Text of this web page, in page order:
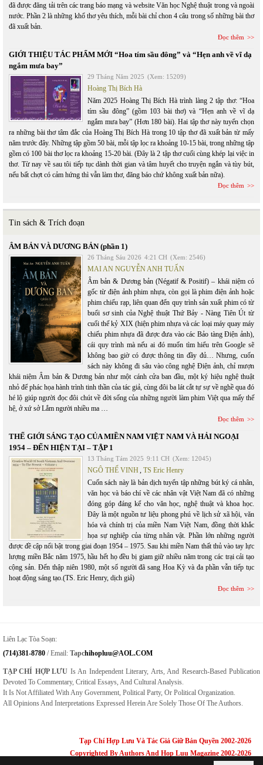
đã được đăng tải trên các trang báo mạng và website Văn học Nghệ thuật trong và ngoài
nước. Phần 2 là những khổ thơ yêu thích, mỗi bài chỉ chon 4 câu trong số những bài thơ
đã xuất bản.
Đọc thêm
GIỚI THIỆU TÁC PHẨM MỚI “Hoa tím sầu đông” và “Hẹn anh về vĩ dạ
ngắm mưa bay”
29 Tháng Năm 2025 (Xem: 15209)
Hoàng Thị Bích Hà
Năm 2025 Hoàng Thị Bích Hà trình làng 2 tập thơ: “Hoa
tím sầu đông” (gồm 103 bài thơ) và “Hẹn anh về vĩ dạ
ngắm mưa bay” (Hơn 180 bài). Hai tập thơ này tuyển chọn
ra những bài thơ tâm đắc của Hoàng Thị Bích Hà trong 10 tập thơ đã xuất bản từ mấy
năm trước đây. Những tập gồm 50 bài, mỗi tập lọc ra khoảng 10-15 bài, trong những tập
gồm có 100 bài thơ lọc ra khoảng 15-20 bài. (Đây là 2 tập thơ cuối cùng khép lại việc in
thơ. Từ nay về sau tôi tiếp tục dành thời gian và tâm huyết cho truyện ngắn và tùy bút,
nếu bất chợt có cảm hứng thì vẫn làm thơ, đăng báo chứ không xuất bản nữa).
Đọc thêm
Tin sách & Trích đoạn
ÂM BẢN VÀ DƯƠNG BẢN (phần 1)
26 Tháng Sáu 2026 4:21 CH (Xem: 2546)
MAI AN NGUYỄN ANH TUẤN
Âm bản & Dương bản (Négatif & Positif) – khái niệm có
gốc từ điện ảnh phim nhựa, còn gọi là phim điện ảnh hoặc
phim chiếu rạp, liên quan đến quy trình sản xuất phim có từ
buổi sơ sinh của Nghệ thuật Thứ Bảy - Nàng Tiên Út từ
cuối thế kỷ XIX (hiện phim nhựa và các loại máy quay máy
chiếu phim nhựa đã được đưa vào các Bảo tàng Điện ảnh),
cái quy trình mà nếu ai đó muốn tìm hiểu trên Google sẽ
không bao giờ có được thông tin đầy đủ… Nhưng, cuốn
sách này không đi sâu vào công nghệ Điện ảnh, chỉ mượn
khái niệm Âm bản & Dương bản như một cánh cửa ban đầu, một ký hiệu nghệ thuật
nhỏ để phác họa hành trình tinh thần của tác giả, cùng đôi ba lát cắt tự sự về nghề qua đó
hé lộ giúp người đọc đôi chút về đời sống của những người làm phim Việt qua mấy thế
hệ, ở xứ sở Lắm người nhiều ma …
Đọc thêm
THẾ GIỚI SÁNG TẠO CỦA MIỀN NAM VIỆT NAM VÀ HẢI NGOẠI
1954 – ĐẾN HIỆN TẠI – TẬP 1
13 Tháng Tám 2025 9:11 CH (Xem: 12045)
NGÔ THẾ VINH, TS Eric Henry
Cuốn sách này là bản dịch tuyển tập những bút ký cá nhân,
văn học và báo chí về các nhân vật Việt Nam đã có những
đóng góp đáng kể cho văn học, nghệ thuật và khoa học.
Đây là một nguồn tư liệu phong phú về lịch sử xã hội, văn
hóa và chính trị của miền Nam Việt Nam, đồng thời khắc
họa sự nghiệp của từng nhân vật. Phần lớn những người
được đề cập nổi bật trong giai đoạn 1954 – 1975. Sau khi miền Nam thất thủ vào tay lực
lượng miền Bắc năm 1975, hầu hết họ đều bị giam giữ nhiều năm trong các trại cải tạo
cộng sản. Đến thập niên 1980, một số người đã sang Hoa Kỳ và đa phần vẫn tiếp tục
hoạt động sáng tạo.(TS. Eric Henry, dịch giả)
Đọc thêm
Liên Lạc Tòa Soạn:
(714)381-8780 / Email: TapcHihopluu@AOL.COM
TẠP CHÍ HỢP LƯU Is An Independent Literary, Arts, And Research-Based Publication
Devoted To Commentary, Critical Essays, And Cultural Analysis.
It Is Not Affiliated With Any Government, Political Party, Or Political Organization.
All Opinions And Interpretations Expressed Herein Are Solely Those Of The Authors.
Tạp Chí Hợp Lưu Và Tác Giả Giữ Bản Quyền 2002-2026
Copyrighted By Authors And Hop Luu Magazine 2002-2026